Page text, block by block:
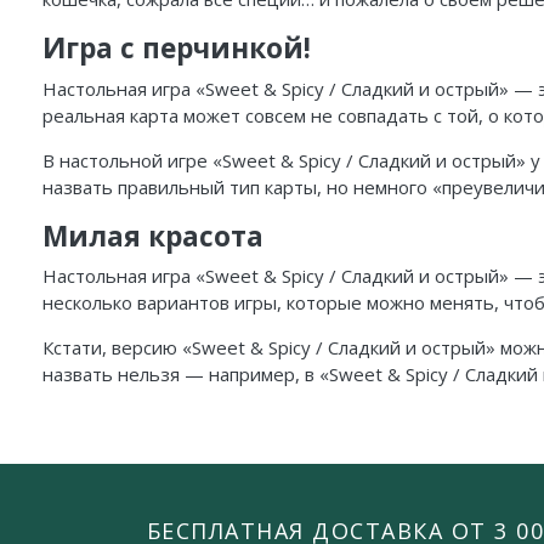
Игра с перчинкой!
Настольная игра «Sweet & Spicy / Сладкий и острый» —
реальная карта может совсем не совпадать с той, о
В настольной игре «Sweet & Spicy / Сладкий и острый»
назвать правильный тип карты, но немного
Милая красота
Настольная игра «Sweet & Spicy / Сладкий и острый» —
несколько вариантов игры, которые можно менять,
Кстати, версию «Sweet & Spicy / Сладкий и острый»
назвать нельзя — например, в «Sweet & Spicy /
БЕСПЛАТНАЯ ДОСТАВКА ОТ 3